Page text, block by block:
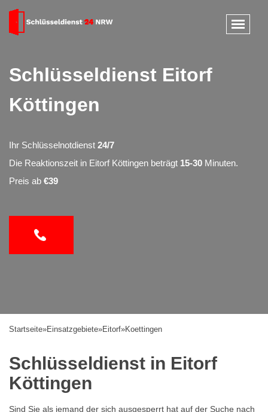
Schlüsseldienst Eitorf
Köttingen
Ihr Schlüsselnotdienst 24/7
Die Reaktionszeit in Eitorf Köttingen beträgt 15-30 Minuten.
Preis ab €39
Startseite»Einsatzgebiete»Eitorf»Koettingen
Schlüsseldienst in Eitorf
Köttingen
Sind Sie als jemand der sich ausgesperrt hat auf der Suche nach